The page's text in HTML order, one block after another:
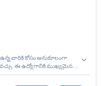
ఉన్న వారికి కోసం అనుకూలంగా
ఈ ఉద్యోగానికి ముఖ్యమైన